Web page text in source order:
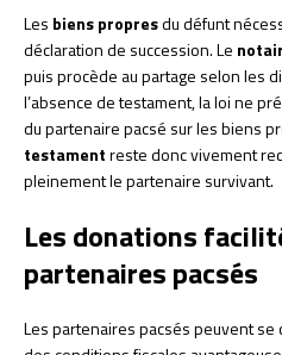
Les biens propresdu défunt
déclaration de succession. Le
puis procède au partage selon les
l’absence de testament, la loi ne
du partenaire pacsé sur les biens
testamentreste donc vivement
pleinement le partenaire survivant.
Les donations
partenaires pacsés
Les partenaires pacsés peuvent